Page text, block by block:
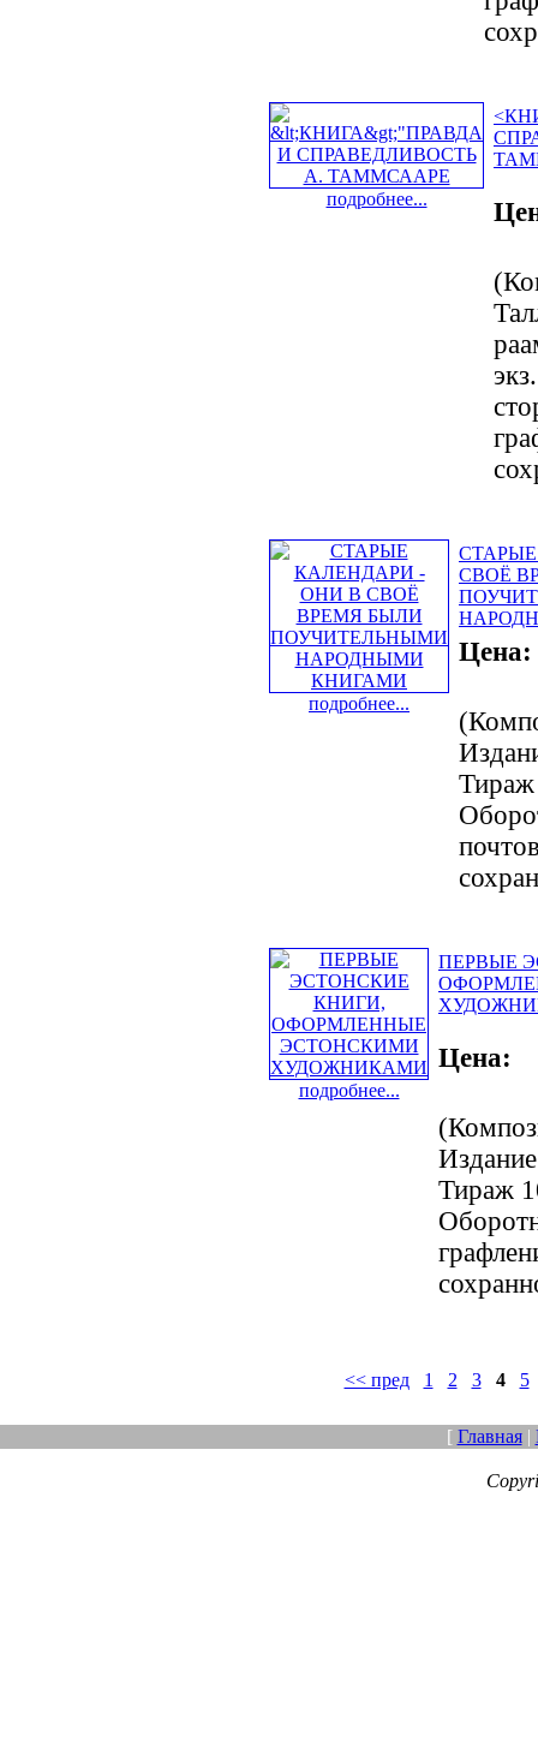
подробнее...
подробнее...
СВОЁ
Цена:
Тираж
подробнее...
ПЕРВЫЕ
Цена:
Тираж
<< пред 1 2 3 4 5
[ Главная|